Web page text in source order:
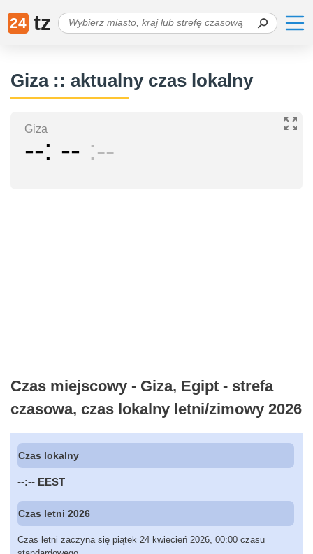
24 tz
Giza :: aktualny czas lokalny
Giza
-- -- --
Czas miejscowy - Giza, Egipt - strefa
czasowa, czas lokalny letni/zimowy 2026
Czas lokalny
--:-- EEST
Czas letni 2026
Czas letni zaczyna się piątek 24 kwiecień 2026, 00:00 czasu